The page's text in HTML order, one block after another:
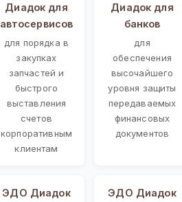
Диадок для
автосервисов
для порядка в
закупках
запчастей и
быстрого
выставления
счетов
корпоративным
клиентам
Диадок для
банков
для
обеспечения
высочайшего
уровня защиты
передаваемых
финансовых
документов
ЭДО Диадок
ЭДО Диадок